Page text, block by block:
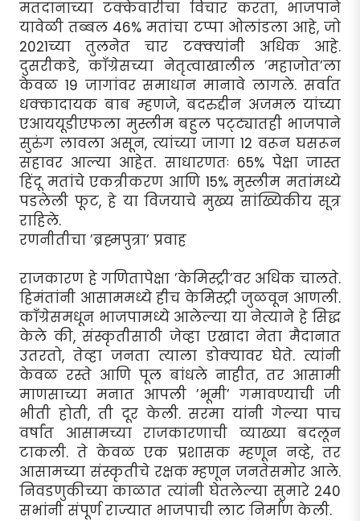
मतदानाच्या टक्केवारीचा विचार करता, भाजपाने
यावेळी तब्बल 46% मतांचा टप्पा ओलांडला आहे, जो
2021च्या तुलनेत चार टक्क्यांनी अधिक आहे.
दुसरीकडे, काँग्रेसच्या नेतृत्वाखालील ’महाजोत’ला
केवळ 19 जागांवर समाधान मानावे लागले. सर्वात
धक्कादायक बाब म्हणजे, बदरुद्दीन अजमल यांच्या
एआययूडीएफला मुस्लीम बहुल पट्ट्यातही भाजपाने
सुरुंग लावला असून, त्यांच्या जागा 12 वरून घसरून
सहावर आल्या आहेत. साधारणतः 65% पेक्षा जास्त
हिंदू मतांचे एकत्रीकरण आणि 15% मुस्लीम मतांमध्ये
पडलेली फूट, हे या विजयाचे मुख्य सांख्यिकीय सूत्र
राहिले.
रणनीतीचा ’ब्रह्मपुत्रा’ प्रवाह
राजकारण हे गणितापेक्षा ’केमिस्ट्री’वर अधिक चालते.
हिमंतांनी आसाममध्ये हीच केमिस्ट्री जुळवून आणली.
काँग्रेसमधून भाजपामध्ये आलेल्या या नेत्याने हे सिद्ध
केले की, संस्कृतीसाठी जेव्हा एखादा नेता मैदानात
उतरतो, तेव्हा जनता त्याला डोक्यावर घेते. त्यांनी
केवळ रस्ते आणि पूल बांधले नाहीत, तर आसामी
माणसाच्या मनात आपली ’भूमी’ गमावण्याची जी
भीती होती, ती दूर केली. सरमा यांनी गेल्या पाच
वर्षांत आसामच्या राजकारणाची व्याख्या बदलून
टाकली. ते केवळ एक प्रशासक म्हणून नव्हे, तर
आसामच्या संस्कृतीचे रक्षक म्हणून जनतेसमोर आले.
निवडणुकीच्या काळात त्यांनी घेतलेल्या सुमारे 240
सभांनी संपूर्ण राज्यात भाजपाची लाट निर्माण केली.